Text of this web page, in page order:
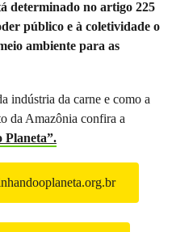
determinado no artigo 225
público e à coletividade o
ambiente para as
indústria da carne e como a
da Amazônia confira a
Planeta”.